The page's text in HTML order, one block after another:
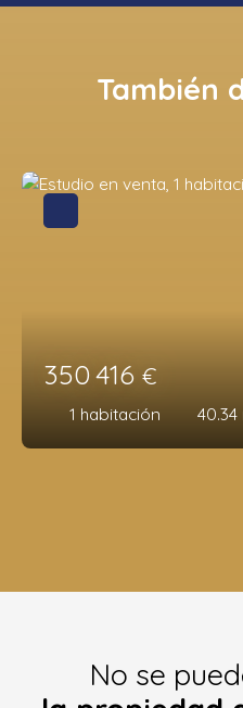
También
350 416 €
1 habitación 40.34
No se